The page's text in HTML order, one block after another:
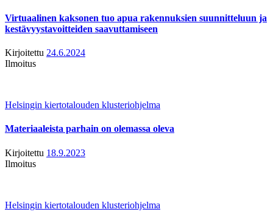
Virtuaalinen kaksonen tuo apua rakennuksien suunnitteluun ja
kestävyystavoitteiden saavuttamiseen
Kirjoitettu 24.6.2024
Ilmoitus
Helsingin kiertotalouden klusteriohjelma
Materiaaleista parhain on olemassa oleva
Kirjoitettu 18.9.2023
Ilmoitus
Helsingin kiertotalouden klusteriohjelma